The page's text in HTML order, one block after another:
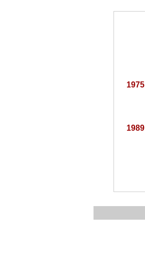
1975
1989